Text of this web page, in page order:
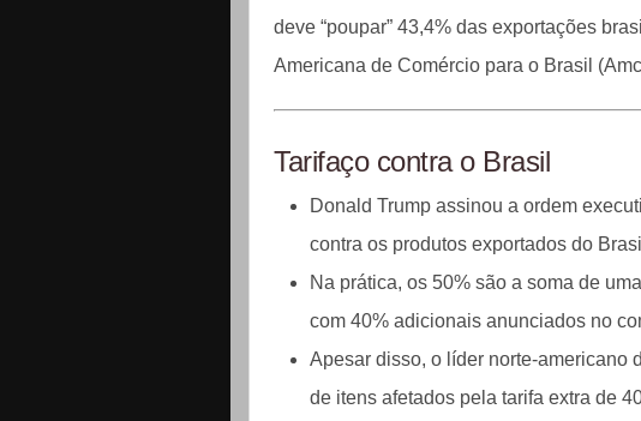
deve “poupar” 43,4% das exportações
Americana de Comércio para o Brasil
Tarifaço contra o Brasil
Donald Trump assinou a ordem
contra os produtos exportados do
Na prática, os 50% são a soma de
com 40% adicionais anunciados no
Apesar disso, o líder norte-americano
de itens afetados pela tarifa extra de